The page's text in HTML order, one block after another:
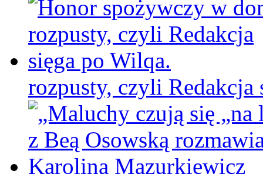
rozpusty, czyli Redakcja